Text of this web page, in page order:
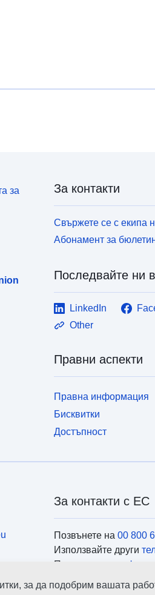
за
За контакти
Свържете се с екипа
Абонамент за
Последвайте ни в
LinkedIn
Other
Правни аспекти
Правна информация
Бисквитки
Достъпност
За контакти с ЕС
Позвънете на 00 800
Използвайте други
Пишете ни чрез
Посетете ни в
за да подобрим вашата